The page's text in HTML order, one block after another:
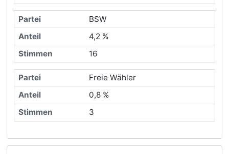
BSW
4,2 %
16
Freie Wähler
0,8 %
3